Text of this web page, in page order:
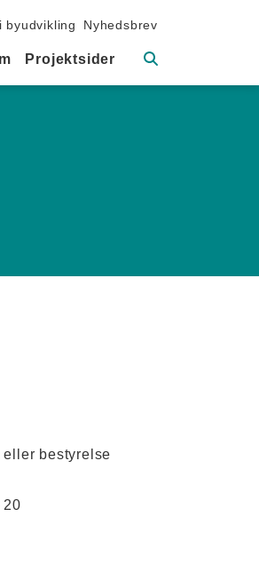
byudvikling Nyhedsbrev
Projektsider
bestyrelse